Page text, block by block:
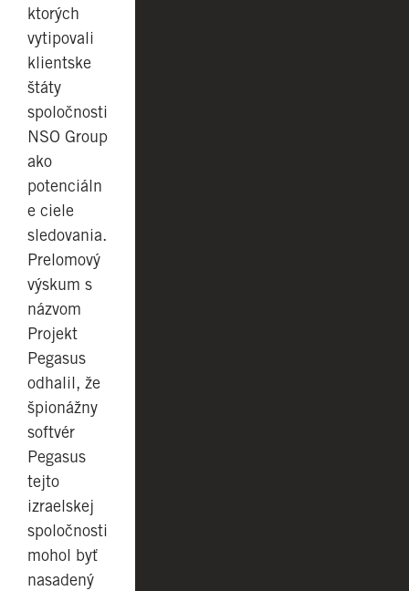
ktorých
vytipovali
klientske
štáty
spoločnosti
NSO Group
ako
potenciáln
e ciele
sledovania.
Prelomový
výskum s
názvom
Projekt
Pegasus
odhalil, že
špionážny
softvér
Pegasus
tejto
izraelskej
spoločnosti
mohol byť
nasadený